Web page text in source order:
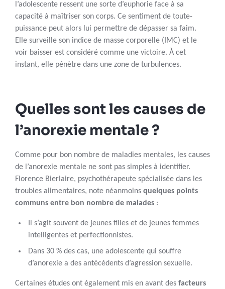
l’adolescente ressent une sorte d’euphorie face à sa
capacité à maîtriser son corps. Ce sentiment de toute-
puissance peut alors lui permettre de dépasser sa faim.
Elle surveille son indice de masse corporelle (IMC) et le
voir baisser est considéré comme une victoire. À cet
instant, elle pénètre dans une zone de turbulences.
Quelles sont les causes de
l’anorexie mentale ?
Comme pour bon nombre de maladies mentales, les causes
de l’anorexie mentale ne sont pas simples à identifier.
Florence Bierlaire, psychothérapeute spécialisée dans les
troubles alimentaires, note néanmoins quelques points
communs entre bon nombre de malades :
Il s’agit souvent de jeunes filles et de jeunes femmes
intelligentes et perfectionnistes.
Dans 30 % des cas, une adolescente qui souffre
d’anorexie a des antécédents d’agression sexuelle.
Certaines études ont également mis en avant des facteurs